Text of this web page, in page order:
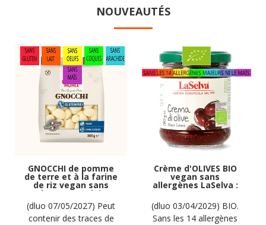
NOUVEAUTÉS
GNOCCHI de pomme
de terre et à la farine
de riz vegan sans
gluten, sans lait,
sans oeufs, sans
coque, sans arachide
Hammermülhe : 300g
(dluo 07/05/2027) Peut
contenir des traces de
Crème d'OLIVES BIO
vegan sans
allergènes LaSelva :
180 grammes
(dluo 03/04/2029) BIO.
Sans les 14 allergènes